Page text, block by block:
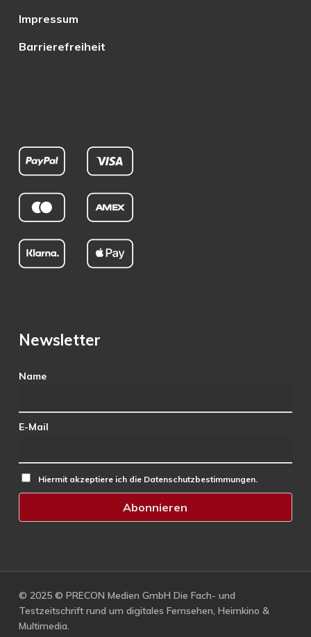
Impressum
Barrierefreiheit
Newsletter
Name
E-Mail
Hiermit akzeptiere ich die Datenschutzbestimmungen.
© 2025 © PRECON Medien GmbH Die Fach- und
Testzeitschrift rund um digitales Fernsehen, Heimkino &
Multimedia.